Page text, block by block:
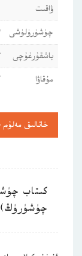
ۋاقىت
چۈشۈرۈلۈشى
باشقۇرغۇچى
مۇقاۋا
خاتالىق
كىتاب
چۈشۈرۈڭ)